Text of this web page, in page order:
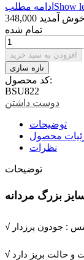
ادامه مطلب Show
آمدید
تمام شده
افزودن به سبد خرید
کد محصول:
BSU822
دوست داشتن
توضیحات
محصول
نظرات
توضیحات
بزرگ مردانه
: جودون پرزدار
حالت بریز دارد